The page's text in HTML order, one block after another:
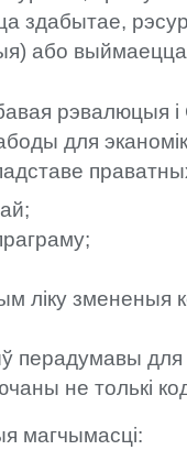
здабытае,
або
рэвалюцыя
для
ліку змененыя
перадумавы для
не толькі
магчымасці: